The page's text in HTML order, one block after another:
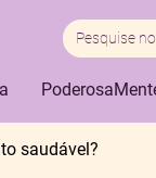
saudável?